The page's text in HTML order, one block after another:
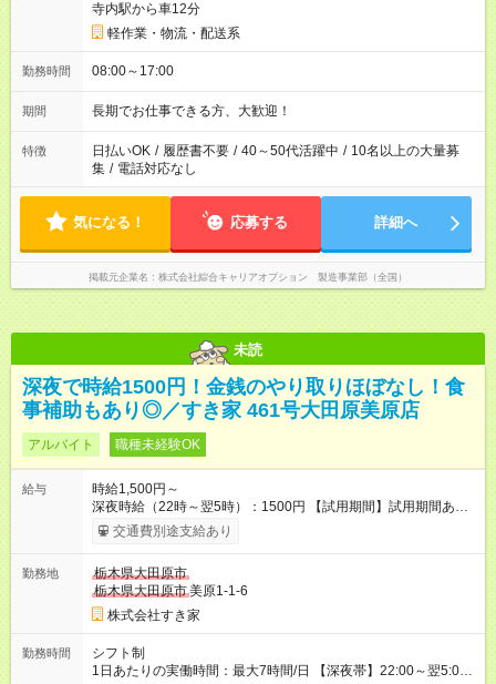
寺内駅から車12分
軽作業・物流・配送系
勤務時間 08:00～17:00
期間 長期でお仕事できる方、大歓迎！
特徴 日払いOK / 履歴書不要 / 40～50代活躍中 / 10名以上の大量募
集 / 電話対応なし
気になる！ 応募する 詳細へ
掲載元企業名 株式会社綜合キャリアオプション 製造事業部（全国）
未読
深夜で時給1500円！金銭のやり取りほぼなし！食
事補助もあり◎／すき家 461号大田原美原店
アルバイト 職種未経験OK
給与
時給1,500円～
深夜時給（22時～翌5時）：1500円 【試用期間】試用期間あり
試用期間の長さ：1ヶ月 雇用形態、給与は本採用時と同じです。
試用期間の実態は30日（※条件変更なし）ですが、切り上げで
同時給）
交通費別途支給あり
勤務地
栃木県大田原市
栃木県大田原市美原1-1-6
株式会社すき家
勤務時間
シフト制
1日あたりの実働時間：最大7時間/日 【深夜帯】22:00～翌5:00